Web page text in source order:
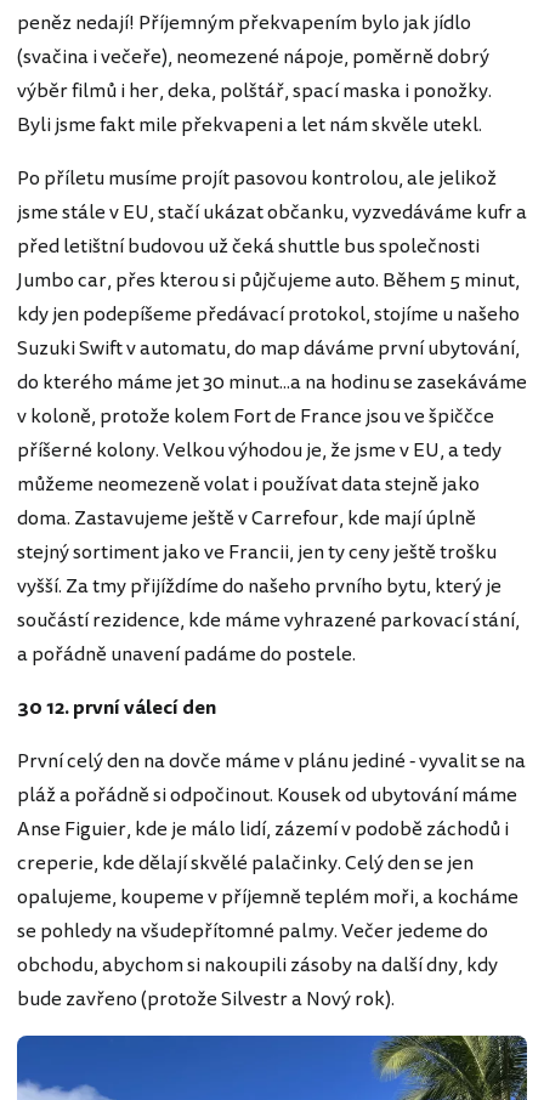
peněz nedají! Příjemným překvapením bylo jak jídlo
(svačina i večeře), neomezené nápoje, poměrně dobrý
výběr filmů i her, deka, polštář, spací maska i ponožky.
Byli jsme fakt mile překvapeni a let nám skvěle utekl.
Po příletu musíme projít pasovou kontrolou, ale jelikož
jsme stále v EU, stačí ukázat občanku, vyzvedáváme kufr a
před letištní budovou už čeká shuttle bus společnosti
Jumbo car, přes kterou si půjčujeme auto. Během 5 minut,
kdy jen podepíšeme předávací protokol, stojíme u našeho
Suzuki Swift v automatu, do map dáváme první ubytování,
do kterého máme jet 30 minut...a na hodinu se zasekáváme
v koloně, protože kolem Fort de France jsou ve špiččce
příšerné kolony. Velkou výhodou je, že jsme v EU, a tedy
můžeme neomezeně volat i používat data stejně jako
doma. Zastavujeme ještě v Carrefour, kde mají úplně
stejný sortiment jako ve Francii, jen ty ceny ještě trošku
vyšší. Za tmy přijíždíme do našeho prvního bytu, který je
součástí rezidence, kde máme vyhrazené parkovací stání,
a pořádně unavení padáme do postele.
30 12. první válecí den
První celý den na dovče máme v plánu jediné - vyvalit se na
pláž a pořádně si odpočinout. Kousek od ubytování máme
Anse Figuier, kde je málo lidí, zázemí v podobě záchodů i
creperie, kde dělají skvělé palačinky. Celý den se jen
opalujeme, koupeme v příjemně teplém moři, a kocháme
se pohledy na všudepřítomné palmy. Večer jedeme do
obchodu, abychom si nakoupili zásoby na další dny, kdy
bude zavřeno (protože Silvestr a Nový rok).